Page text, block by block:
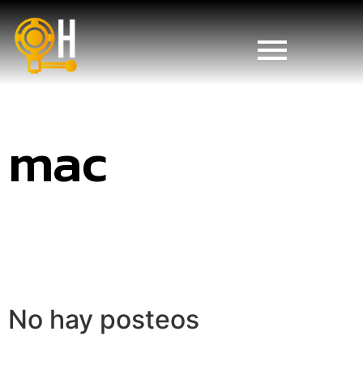
mac
No hay posteos